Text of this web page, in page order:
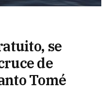
se
de
Tomé